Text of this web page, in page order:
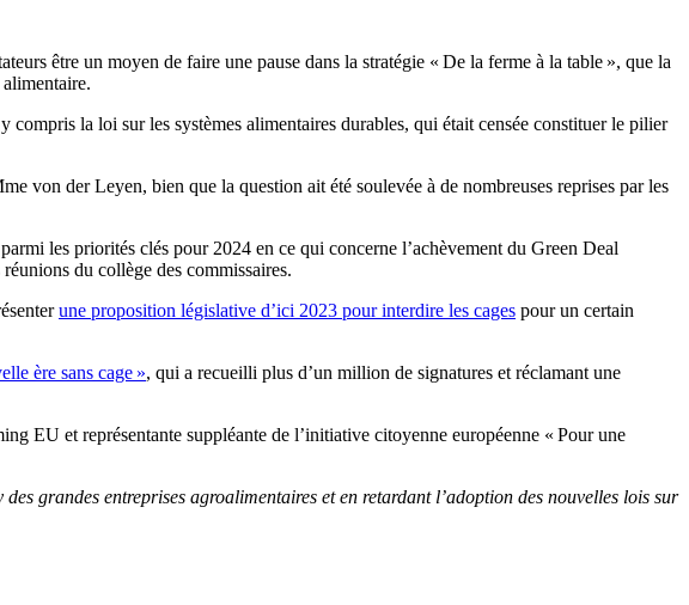
être un moyen de faire une pause dans la stratégie « De la ferme à la table », que la
la loi sur les systèmes alimentaires durables, qui était censée constituer le pilier
von der Leyen, bien que la question ait été soulevée à de nombreuses reprises par les
les priorités clés pour 2024 en ce qui concerne l’achèvement du Green Deal
du collège des commissaires.
une proposition législative d’ici 2023 pour interdire les cages pour un certain
ère sans cage », qui a recueilli plus d’un million de signatures et réclamant une
EU et représentante suppléante de l’initiative citoyenne européenne « Pour une
grandes entreprises agroalimentaires et en retardant l’adoption des nouvelles lois sur